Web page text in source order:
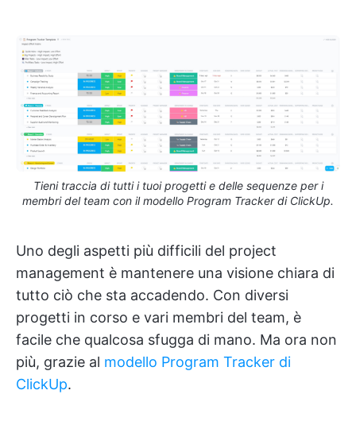
Tieni traccia di tutti i tuoi progetti e delle sequenze per i
membri del team con il modello Program Tracker di ClickUp.
Uno degli aspetti più difficili del project
management è mantenere una visione chiara di
tutto ciò che sta accadendo. Con diversi
progetti in corso e vari membri del team, è
facile che qualcosa sfugga di mano. Ma ora non
più, grazie al modello Program Tracker di
ClickUp.